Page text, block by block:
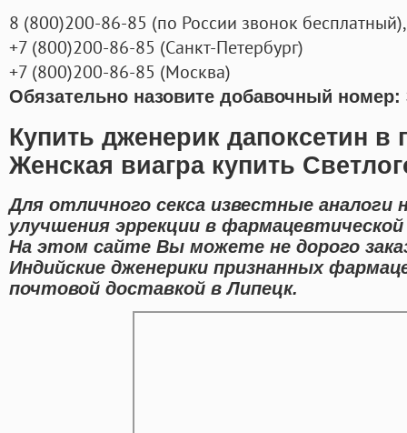
8 (800)200-86-85 (по России звонок бесплатный),
+7 (800)200-86-85 (Санкт-Петербург)
+7 (800)200-86-85 (Москва)
Обязательно назовите добавочный номер:
Купить дженерик дапоксетин в
Женская виагра купить
Для отличного секса известные аналоги
улучшения эррекции в
На этом сайте Вы можете не дорого
Индийские дженерики признанных
почтовой доставкой в Липецк.